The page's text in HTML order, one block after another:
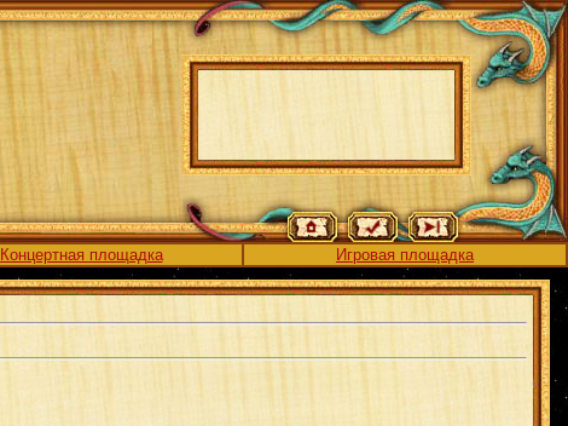
Концертная площадка Игровая площадка